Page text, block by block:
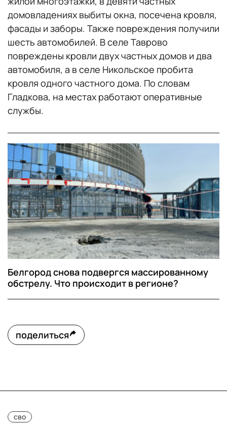
домовладениях выбиты окна, посечена кровля,
фасады и заборы. Также повреждения получили
шесть автомобилей. В селе Таврово
повреждены кровли двух частных домов и два
автомобиля, а в селе Никольское пробита
кровля одного частного дома. По словам
Гладкова, на местах работают оперативные
службы.
Белгород снова подвергся массированному
обстрелу. Что происходит в регионе?
поделиться
сво